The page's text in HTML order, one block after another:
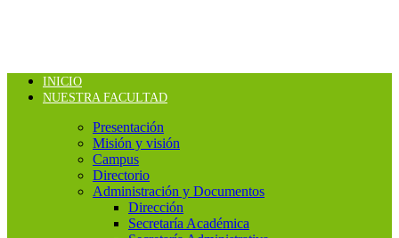
INICIO
NUESTRA FACULTAD
Presentación
Misión y visión
Campus
Directorio
Administración y Documentos
Dirección
Secretaría Académica